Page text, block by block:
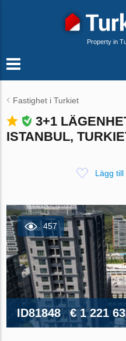
Property in
Fastighet i Turkiet
3+1
ISTANBUL,
Lägg till
457
ID81848 € 1 221